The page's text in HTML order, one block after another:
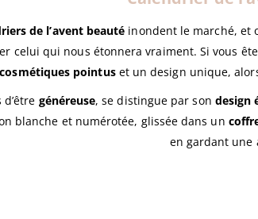
de l’avent beauté inondent le marché, et
celui qui nous étonnera vraiment. Si vous
cosmétiques pointuset un design unique,
généreuse, se distingue par son design
blanche et numérotée, glissée dans un
en gardant une